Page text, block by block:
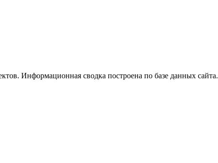
Информационная сводка построена по базе данных сайта.